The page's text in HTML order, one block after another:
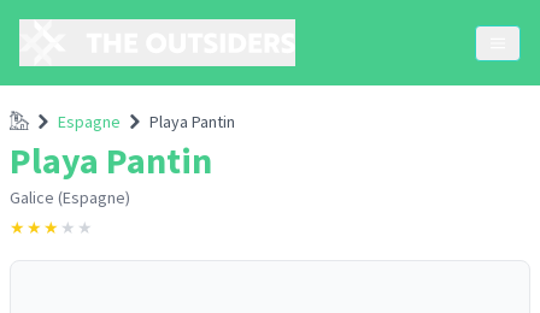
AccueilEspagne Playa Pantin
Playa Pantin
Galice (Espagne)
★★★ ★ ★